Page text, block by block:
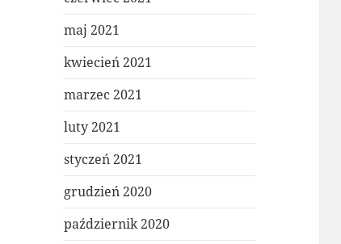
maj 2021
kwiecień 2021
marzec 2021
luty 2021
styczeń 2021
grudzień 2020
październik 2020